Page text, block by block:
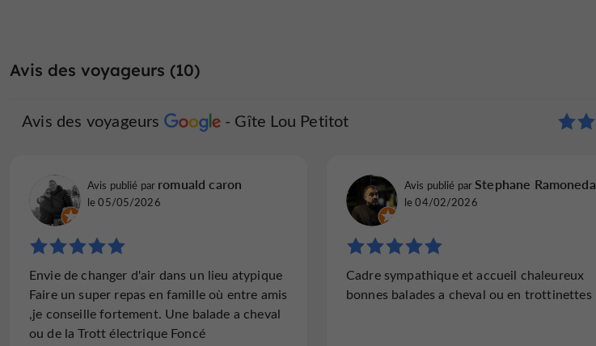
Avis des voyageurs (10)
Avis des voyageurs Gîte Lou Petitot
Avis publié par romuald caron
le 05/05/2026
Envie de changer d'air dans un lieu atypique
Faire un super repas en famille où entre amis
,je conseille fortement. Une balade a cheval
ou de la Trott électrique Foncé
Avis publié par Stephane Ramoneda
le 04/02/2026
Cadre sympathique et accueil chaleureux
bonnes balades a cheval ou en trottinettes